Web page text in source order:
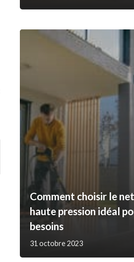
Comment choisir le
haute pression idéal
besoins
31 octobre 2023